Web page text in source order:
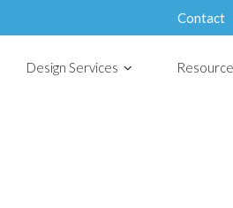
Contact
Design Services